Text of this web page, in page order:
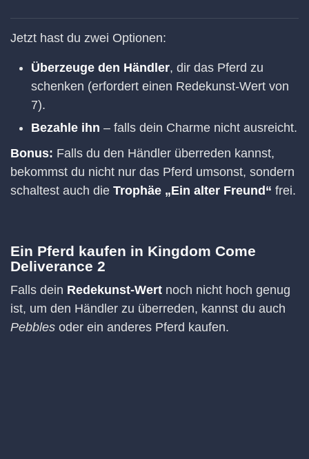
Jetzt hast du zwei Optionen:
Überzeuge den Händler, dir das Pferd zu
schenken (erfordert einen Redekunst-Wert von
7).
Bezahle ihn – falls dein Charme nicht ausreicht.
Bonus: Falls du den Händler überreden kannst,
bekommst du nicht nur das Pferd umsonst, sondern
schaltest auch die Trophäe „Ein alter Freund“ frei.
Ein Pferd kaufen in Kingdom Come
Deliverance 2
Falls dein Redekunst-Wert noch nicht hoch genug
ist, um den Händler zu überreden, kannst du auch
Pebbles oder ein anderes Pferd kaufen.